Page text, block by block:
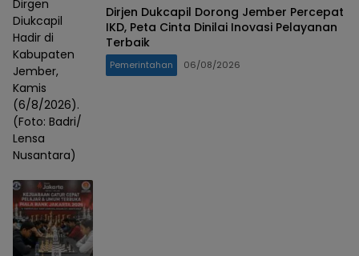
Dirgen
Diukcapil
Hadir di
Kabupaten
Jember,
Kamis
(6/8/2026).
(Foto: Badri/
Lensa
Nusantara)
Dirjen Dukcapil Dorong Jember Percepat
IKD, Peta Cinta Dinilai Inovasi Pelayanan
Terbaik
Pemerintahan 06/08/2026